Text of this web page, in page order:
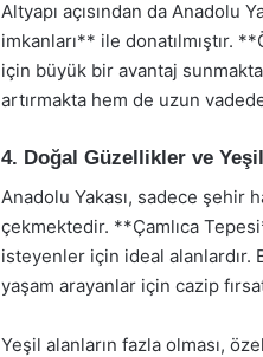
Altyapı açısından da Anadolu
imkanları** ile
için büyük bir avantaj
artırmakta hem de uzun
4. Doğal Güzellikler ve
Anadolu Yakası, sadece şehir
çekmektedir. **Çamlıca
isteyenler için ideal alanlardır.
yaşam arayanlar için cazip
Yeşil alanların fazla olması,